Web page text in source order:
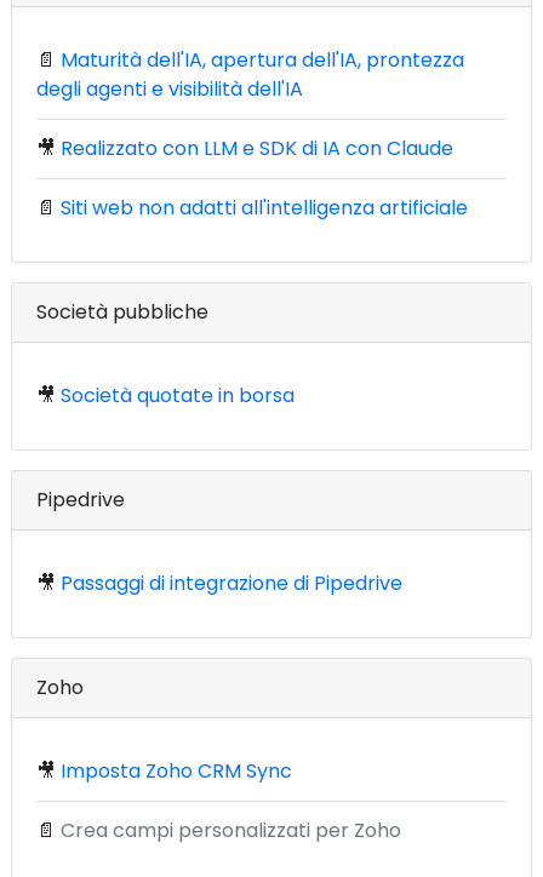
📄 Maturità dell'IA, apertura dell'IA, prontezza
degli agenti e visibilità dell'IA
🎥 Realizzato con LLM e SDK di IA con Claude
📄 Siti web non adatti all'intelligenza artificiale
Società pubbliche
🎥 Società quotate in borsa
Pipedrive
🎥 Passaggi di integrazione di Pipedrive
Zoho
🎥 Imposta Zoho CRM Sync
📄 Crea campi personalizzati per Zoho